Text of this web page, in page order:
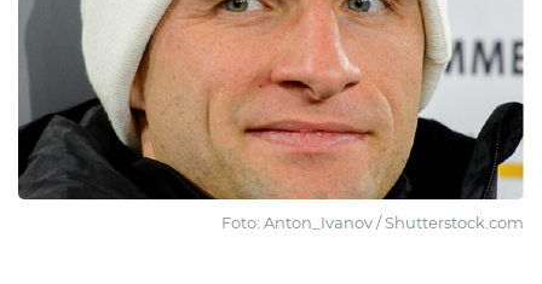
Foto: Anton_Ivanov / Shutterstock.com